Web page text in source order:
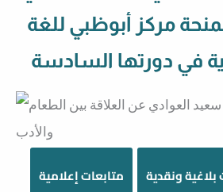
مركز أبوظبي للغة
في دورتها السادسة
متابعات إعلامية ونقدية